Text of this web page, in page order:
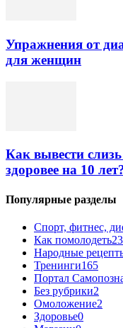
Упражнения от
для женщин
Как вывести
здоровее на 10
Популярные разделы
Спорт, фитнес,
Как помолодеть
Народные
Тренинги165
Портал
Без рубрики2
Омоложение2
Здоровье0